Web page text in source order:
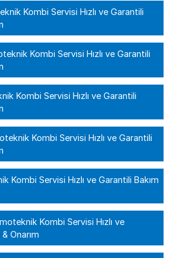
Kombi Servisi Hızlı ve Garantili
Kombi Servisi Hızlı ve Garantili
Kombi Servisi Hızlı ve Garantili
Kombi Servisi Hızlı ve Garantili
Kombi Servisi Hızlı ve Garantili Bakım
Kombi Servisi Hızlı ve
Onarım